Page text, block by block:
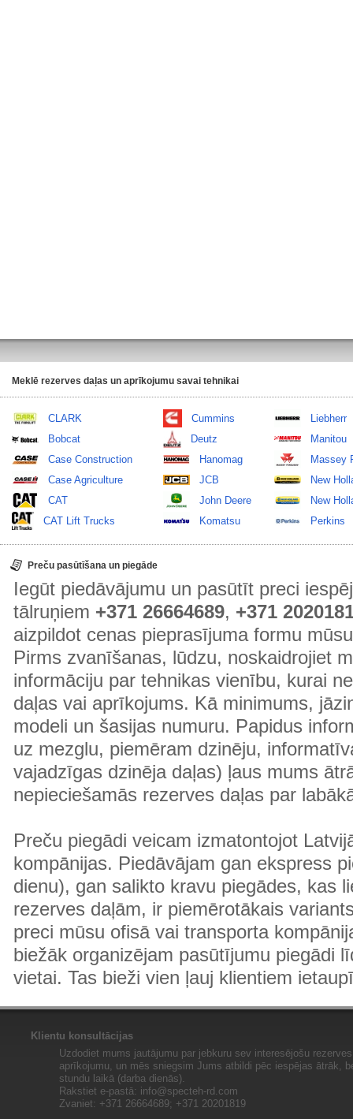
Meklē rezerves daļas un aprīkojumu savai tehnikai
CLARK
Bobcat
Case Construction
Case Agriculture
CAT
CAT Lift Trucks
Cummins
Deutz
Hanomag
JCB
John Deere
Komatsu
Liebherr
Manitou
Massey
New
New
Perkins
Preču pasūtīšana un piegāde
Iegūt piedāvājumu un pasūtīt preci
tālruņiem +371 26664689, +371
aizpildot cenas pieprasījuma formu
Pirms zvanīšanas, lūdzu, noskaidrojiet
informāciju par tehnikas vienību, kurai
daļas vai aprīkojums. Kā minimums,
modeli un šasijas numuru. Papidus
uz mezglu, piemēram dzinēju,
vajadzīgas dzinēja daļas) ļaus mums
nepieciešamās rezerves daļas par
Preču piegādi veicam izmatontojot
kompānijas. Piedāvājam gan ekspress
dienu), gan salikto kravu piegādes, kas
rezerves daļām, ir piemērotākais
preci mūsu ofisā vai transporta
biežāk organizējam pasūtījumu piegādi
vietai. Tas bieži vien ļauj klientiem
Klientu konsultācijas
Uzdodiet mums jautājumu par jebkuru sev interesējošu
aprīkojumu, un mēs sniegsim Jums atbildi pēc iespējas ātrāk,
stundu laikā (darba dienās).
Rakstiet e-pastā: info@specteh-rd.com
Zvaniet: +371 26664689; +371 20201819